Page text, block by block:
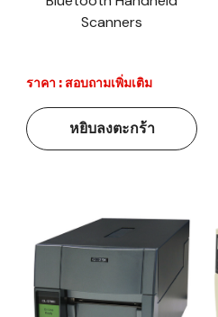
Scanners
ราคา : สอบถามเพิ่มเติม
หยิบลงตะกร้า